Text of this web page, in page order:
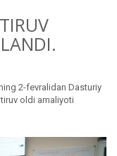
2-fevralidan Dasturiy
oldi amaliyoti